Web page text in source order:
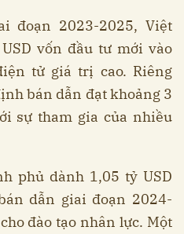
đoạn 2023-2025, Việt
vốn đầu tư mới vào
tử giá trị cao. Riêng
bán dẫn đạt khoảng 3
sự tham gia của nhiều
phủ dành 1,05 tỷ USD
dẫn giai đoạn 2024-
đào tạo nhân lực. Một